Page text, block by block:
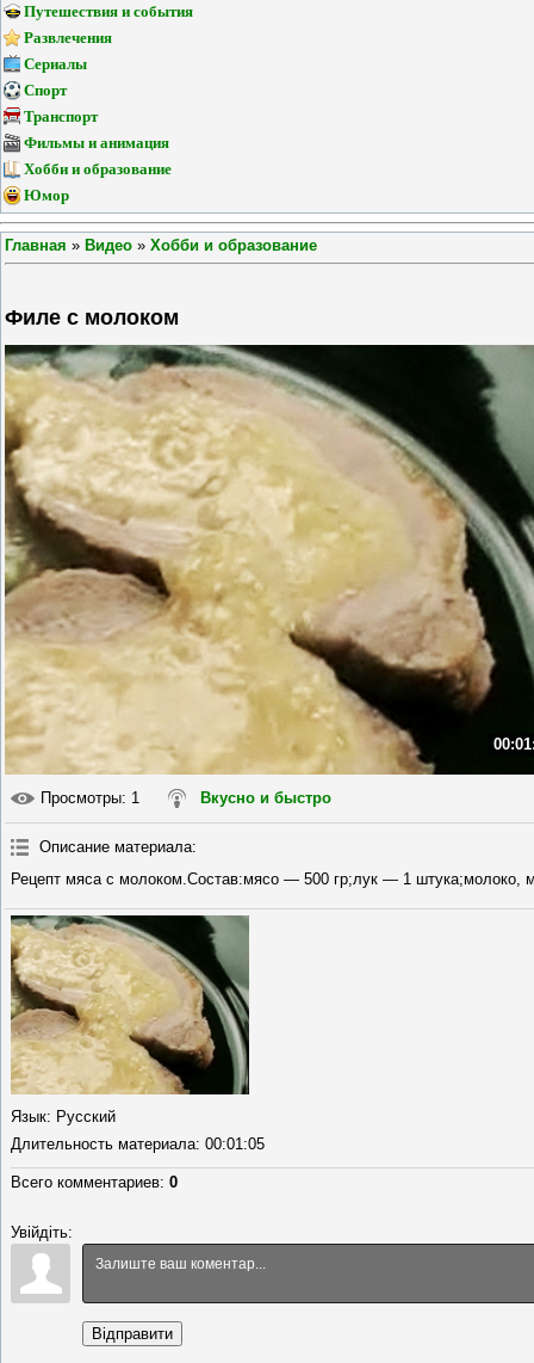
Путешествия и события
Развлечения
Сериалы
Спорт
Транспорт
Фильмы и анимация
Хобби и образование
Юмор
Главная » Видео » Хобби и образование
Филе с молоком
Просмотры: 1 Вкусно и быстро
Описание материала:
Рецепт мяса с молоком.Состав:мясо — 500 гр;лук — 1 штука;молоко,
Язык: Русский
Длительность материала: 00:01:05
Всего комментариев: 0
Увійдіть:
Відправити